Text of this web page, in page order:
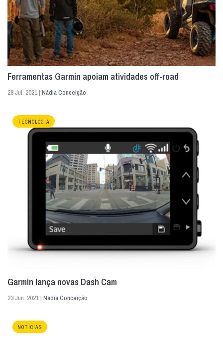
Ferramentas Garmin apoiam atividades off-road
28 Jul. 2021 | Nádia Conceição
TECNOLOGIA
Garmin lança novas Dash Cam
23 Jun. 2021 | Nádia Conceição
NOTÍCIAS